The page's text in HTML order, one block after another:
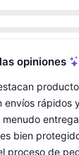
opiniones
envíos rápidos
bien
proceso de